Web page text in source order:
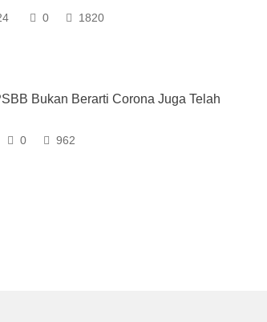
0 1820
Bukan Berarti Corona Juga Telah
0 962